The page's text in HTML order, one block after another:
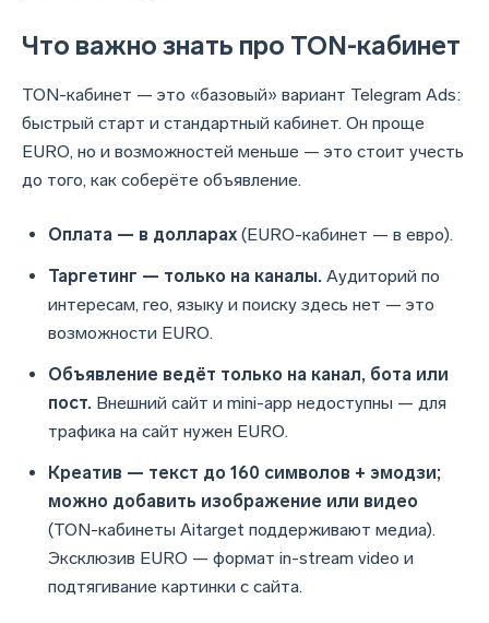
Что важно знать про TON-кабинет
TON-кабинет — это «базовый» вариант Telegram Ads:
быстрый старт и стандартный кабинет. Он проще
EURO, но и возможностей меньше — это стоит учесть
до того, как соберёте объявление.
Оплата — в долларах (EURO-кабинет — в евро).
Таргетинг — только на каналы. Аудиторий по
интересам, гео, языку и поиску здесь нет — это
возможности EURO.
Объявление ведёт только на канал, бота или
пост. Внешний сайт и mini-app недоступны — для
трафика на сайт нужен EURO.
Креатив — текст до 160 символов + эмодзи;
можно добавить изображение или видео
(TON-кабинеты Aitarget поддерживают медиа).
Эксклюзив EURO — формат in-stream video и
подтягивание картинки с сайта.